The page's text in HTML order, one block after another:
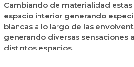
Cambiando de materialidad estas
espacio interior generando
blancas a lo largo de las
generando diversas sensaciones
distintos espacios.